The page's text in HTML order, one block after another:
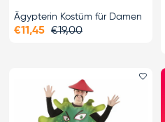
Ägypterin Kostüm für Damen
€11,45 €19,00